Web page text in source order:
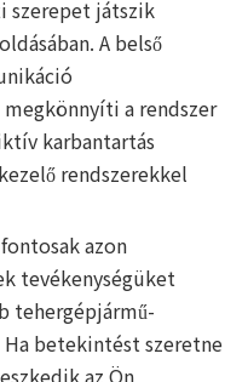
szerepet játszik
A belső
megkönnyíti a rendszer
karbantartás
rendszerekkel
azon
tevékenységüket
tehergépjármű-
betekintést szeretne
az Ön